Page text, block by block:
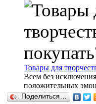
Товары для
Всем без
положительных
Поделиться…